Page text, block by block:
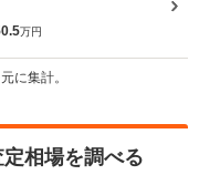
万円
に集計。
相場を調べる